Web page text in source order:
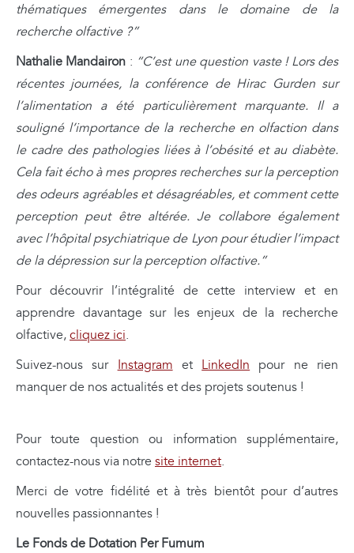
thématiques émergentes dans le domaine de la
recherche olfactive ?”
Nathalie Mandairon : “C’est une question vaste ! Lors des
récentes journées, la conférence de Hirac Gurden sur
l’alimentation a été particulièrement marquante. Il a
souligné l’importance de la recherche en olfaction dans
le cadre des pathologies liées à l’obésité et au diabète.
Cela fait écho à mes propres recherches sur la perception
des odeurs agréables et désagréables, et comment cette
perception peut être altérée. Je collabore également
avec l’hôpital psychiatrique de Lyon pour étudier l’impact
de la dépression sur la perception olfactive.”
Pour découvrir l’intégralité de cette interview et en
apprendre davantage sur les enjeux de la recherche
olfactive, cliquez ici.
Suivez-nous sur Instagram et LinkedIn pour ne rien
manquer de nos actualités et des projets soutenus !
Pour toute question ou information supplémentaire,
contactez-nous via notre site internet.
Merci de votre fidélité et à très bientôt pour d’autres
nouvelles passionnantes !
Le Fonds de Dotation Per Fumum